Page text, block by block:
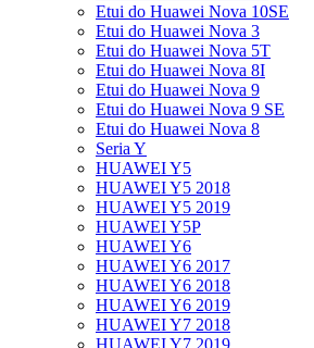
Etui do Huawei Nova 10SE
Etui do Huawei Nova 3
Etui do Huawei Nova 5T
Etui do Huawei Nova 8I
Etui do Huawei Nova 9
Etui do Huawei Nova 9 SE
Etui do Huawei Nova 8
Seria Y
HUAWEI Y5
HUAWEI Y5 2018
HUAWEI Y5 2019
HUAWEI Y5P
HUAWEI Y6
HUAWEI Y6 2017
HUAWEI Y6 2018
HUAWEI Y6 2019
HUAWEI Y7 2018
HUAWEI Y7 2019